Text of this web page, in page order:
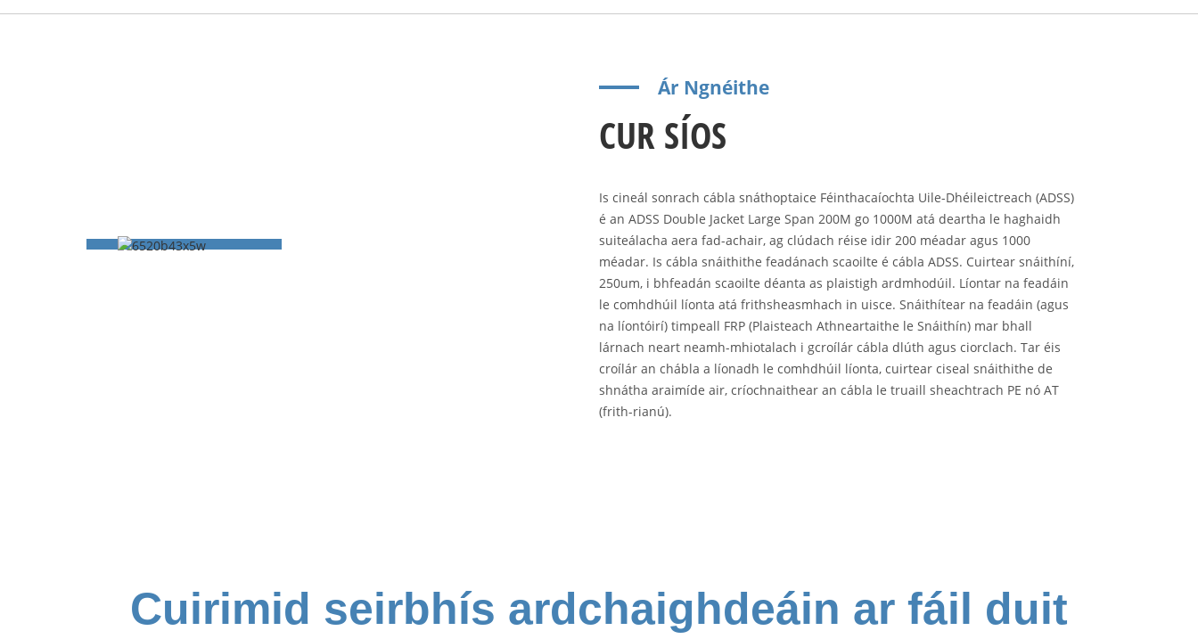
Ár Ngnéithe
CUR SÍOS
Is cineál sonrach cábla snáthoptaice Féinthacaíochta Uile-Dhéileictreach (ADSS)
é an ADSS Double Jacket Large Span 200M go 1000M atá deartha le haghaidh
suiteálacha aera fad-achair, ag clúdach réise idir 200 méadar agus 1000
méadar. Is cábla snáithithe feadánach scaoilte é cábla ADSS. Cuirtear snáithíní,
250um, i bhfeadán scaoilte déanta as plaistigh ardmhodúil. Líontar na feadáin
le comhdhúil líonta atá frithsheasmhach in uisce. Snáithítear na feadáin (agus
na líontóirí) timpeall FRP (Plaisteach Athneartaithe le Snáithín) mar bhall
lárnach neart neamh-mhiotalach i gcroílár cábla dlúth agus ciorclach. Tar éis
croílár an chábla a líonadh le comhdhúil líonta, cuirtear ciseal snáithithe de
shnátha araimíde air, críochnaithear an cábla le truaill sheachtrach PE nó AT
(frith-rianú).
Cuirimid seirbhís ardchaighdeáin ar fáil duit